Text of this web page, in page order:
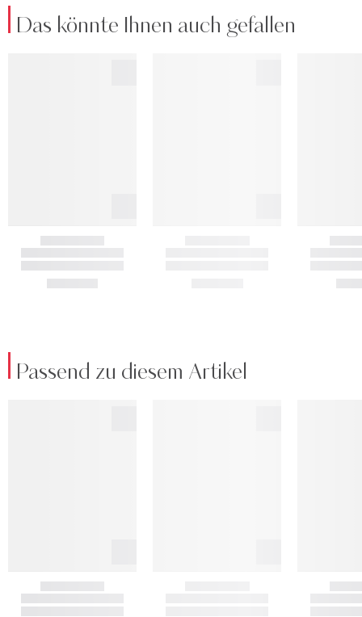
Das könnte Ihnen auch gefallen
Passend zu diesem Artikel